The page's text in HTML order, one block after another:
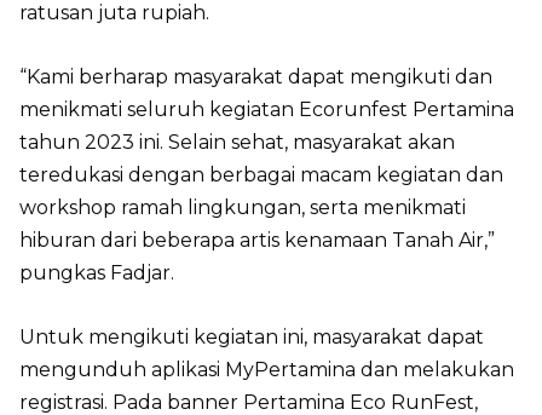
ratusan juta rupiah.
“Kami berharap masyarakat dapat mengikuti dan
menikmati seluruh kegiatan Ecorunfest Pertamina
tahun 2023 ini. Selain sehat, masyarakat akan
teredukasi dengan berbagai macam kegiatan dan
workshop ramah lingkungan, serta menikmati
hiburan dari beberapa artis kenamaan Tanah Air,”
pungkas Fadjar.
Untuk mengikuti kegiatan ini, masyarakat dapat
mengunduh aplikasi MyPertamina dan melakukan
registrasi. Pada banner Pertamina Eco RunFest,